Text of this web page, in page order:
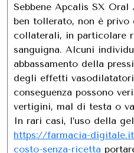
Sebbene Apcalis SX Oral
ben tollerato, non è
collaterali, in particolare
sanguigna. Alcuni
abbassamento della
degli effetti
conseguenza possono
vertigini, mal di testa o
In rari casi, l’uso della
https://farmacia-
costo-senza-ricetta